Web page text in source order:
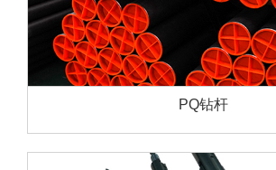
PQ钻杆